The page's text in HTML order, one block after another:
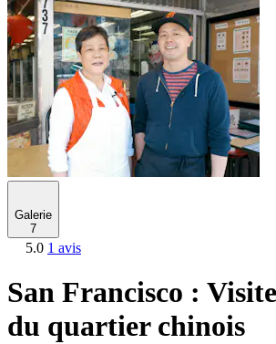
Galerie
7
5.0 1 avis
San Francisco :
du quartier chinois